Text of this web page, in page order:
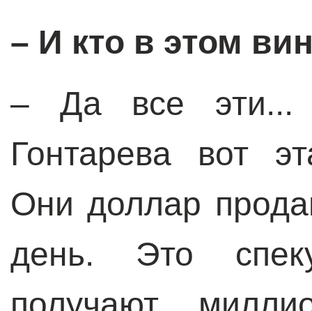
– И кто в этом
– Да все эти...
Гонтарева вот
Они доллар
день. Это